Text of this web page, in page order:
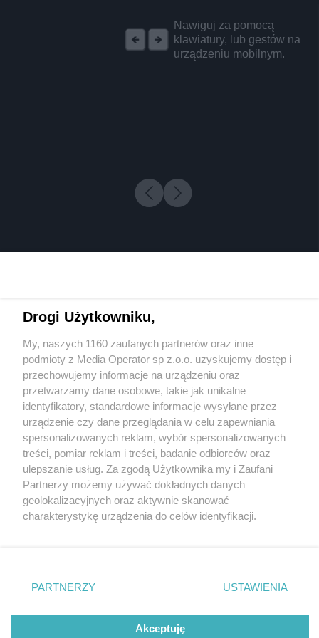
Nawiguj za pomocą
klawiatury, lub gestów na
urządzeniu mobilnym.
3 / 0
Wydawca mediów lokalnych
Nie zapomnij
zapoznać się z:
polityką prywatności regulamin korzystania z portali
Twojemiasto
Piekary Śląskie
Chorzów
Tarnowskie Góry
Gliwice
Skontakuj sięz nami
Kontakt
Wydawca
Redakcja
Drogi Użytkowniku,
My, naszych 1160 zaufanych partnerów oraz inne
podmioty z Media Operator sp z.o.o. uzyskujemy dostęp i
przechowujemy informacje na urządzeniu oraz
przetwarzamy dane osobowe, takie jak unikalne
identyfikatory, standardowe informacje wysyłane przez
urządzenie czy dane przeglądania w celu zapewniania
spersonalizowanych reklam, wybór spersonalizowanych
treści, pomiar reklam i treści, badanie odbiorców oraz
ulepszanie usług. Za zgodą Użytkownika my i Zaufani
Partnerzy możemy używać dokładnych danych
geolokalizacyjnych oraz aktywnie skanować
charakterystykę urządzenia do celów identyfikacji.
zmienić/wycofać klikając przycisk ustawień prywatności
znajdujący się w lewym dolnym rogu strony
rodzaje przetwarzania danych nie wymagają zgody
użytkownika, ale masz prawo sprzeciwić się takiemu
PARTNERZY USTAWIENIA
Akceptuję